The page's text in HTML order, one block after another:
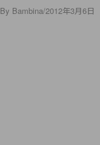
By Bambina/2012年3月6日